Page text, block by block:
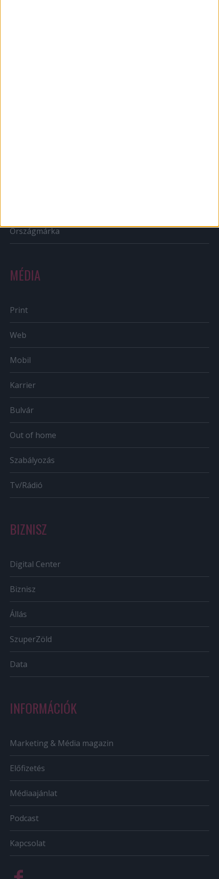
Országmárka
MÉDIA
Print
Web
Mobil
Karrier
Bulvár
Out of home
Szabályozás
Tv/Rádió
BIZNISZ
Digital Center
Biznisz
Állás
SzuperZöld
Data
INFORMÁCIÓK
Marketing & Média magazin
Előfizetés
Médiaajánlat
Podcast
Kapcsolat